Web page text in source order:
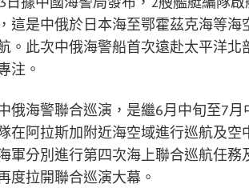
這是中俄於日本海至鄂霍茲克海等
。此次中俄海警船首次遠赴太平洋
注。
俄海警聯合巡演，是繼6月中旬至7
在阿拉斯加附近海空域進行巡航及
軍分別進行第四次海上聯合巡航任
度拉開聯合巡演大幕。